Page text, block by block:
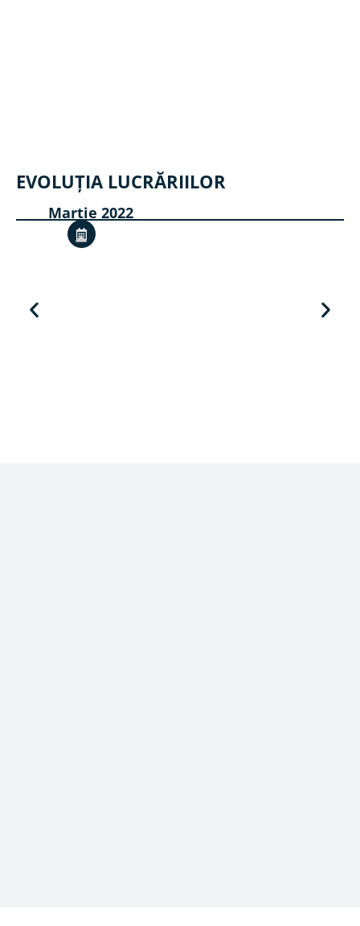
EVOLUȚIA LUCRĂRIILOR
Martie 2022